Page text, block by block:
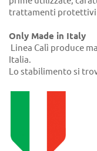
trattamenti protettivi
Only Made in Italy
Linea Calì produce
Italia.
Lo stabilimento si